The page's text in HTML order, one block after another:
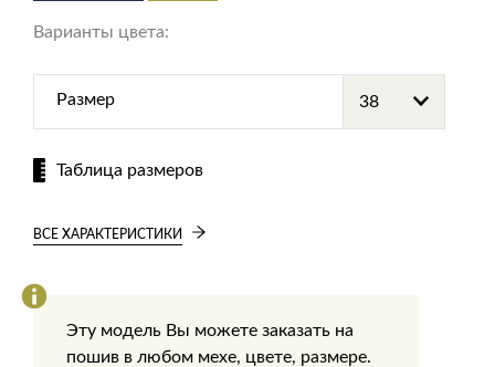
Варианты цвета:
Размер
Таблица размеров
ВСЕ ХАРАКТЕРИСТИКИ
Эту модель Вы можете заказать на
пошив в любом мехе, цвете, размере.